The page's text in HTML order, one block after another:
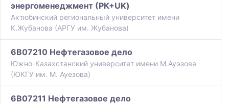
энергоменеджмент (РК+UK)
Актюбинский региональный университет имени
К.Жубанова (АРГУ им. Жубанова)
6B07210 Нефтегазовое дело
Южно-Казахстанский университет имени М.Ауэзова
(ЮКГУ им. М. Ауезова)
6B07211 Нефтегазовое дело